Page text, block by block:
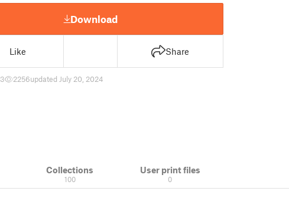
Download
Like Share
3 2256updated July 20, 2024
Collections
100
User print files
0